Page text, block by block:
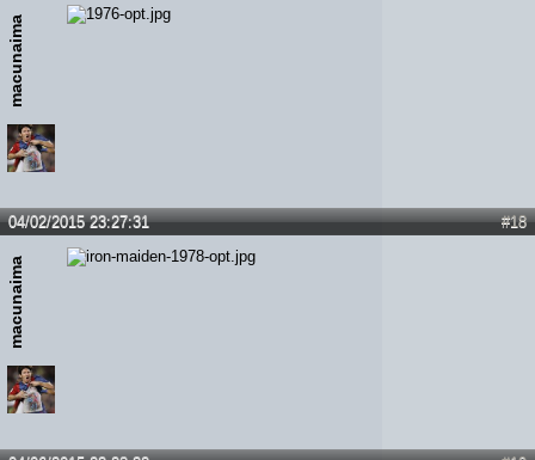
macunaima
#18
04/02/2015 23:27:31
macunaima